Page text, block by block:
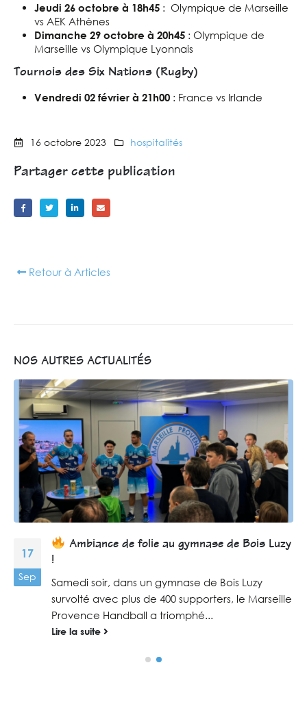
Jeudi 26 octobre à 18h45: Olympique de Marseille
vs AEK Athènes
Dimanche 29 octobre à 20h45: Olympique de
Marseille vs Olympique Lyonnais
Tournois des Six Nations (Rugby)
Vendredi 02 février à 21h00: France vs Irlande
16 octobre 2023 hospitalités
Partager cette publication
Retour à Articles
NOS AUTRES ACTUALITÉS
17
Sep
Ambiance de folie au gymnase de Bois Luzy
!
Samedi soir, dans un gymnase de Bois Luzy
survolté avec plus de 400 supporters, le Marseille
Provence Handball a triomphé...
Lire la suite